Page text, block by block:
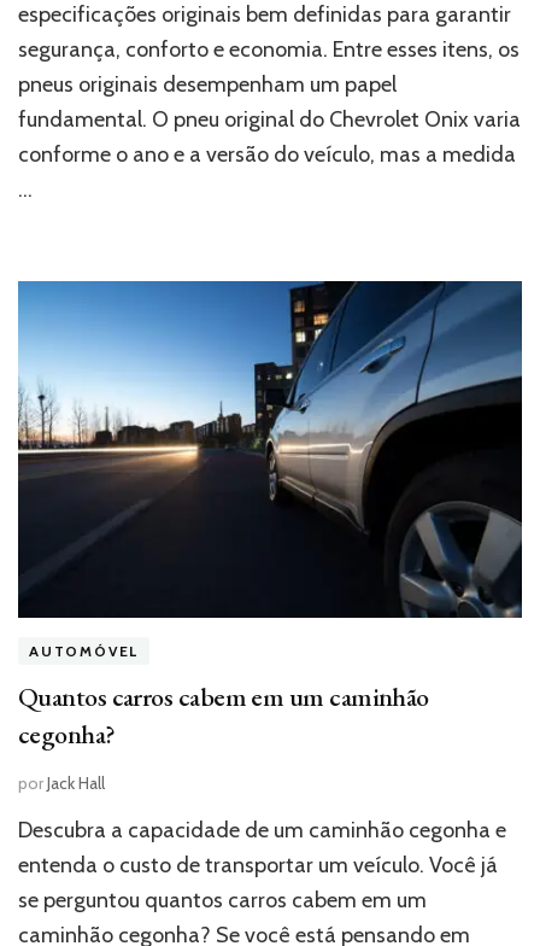
especificações originais bem definidas para garantir
segurança, conforto e economia. Entre esses itens, os
pneus originais desempenham um papel
fundamental. O pneu original do Chevrolet Onix varia
conforme o ano e a versão do veículo, mas a medida
…
AUTOMÓVEL
Quantos carros cabem em um caminhão
cegonha?
porJack Hall
Descubra a capacidade de um caminhão cegonha e
entenda o custo de transportar um veículo. Você já
se perguntou quantos carros cabem em um
caminhão cegonha? Se você está pensando em